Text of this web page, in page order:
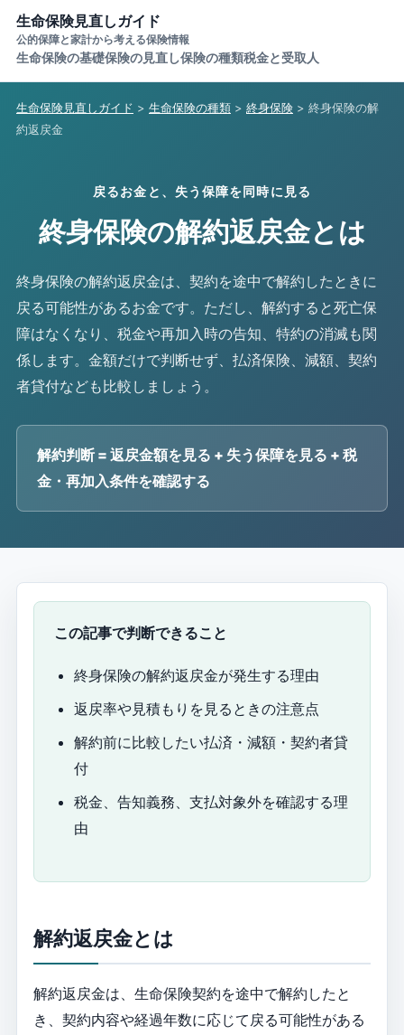
生命保険見直しガイド
公的保障と家計から考える保険情報
生命保険の基礎保険の見直し保険の種類税金と受取人
生命保険見直しガイド > 生命保険の種類 > 終身保険 > 終身保険の解
約返戻金
戻るお金と、失う保障を同時に見る
終身保険の解約返戻金とは
終身保険の解約返戻金は、契約を途中で解約したときに
戻る可能性があるお金です。ただし、解約すると死亡保
障はなくなり、税金や再加入時の告知、特約の消滅も関
係します。金額だけで判断せず、払済保険、減額、契約
者貸付なども比較しましょう。
解約判断 = 返戻金額を見る + 失う保障を見る + 税
金・再加入条件を確認する
この記事で判断できること
終身保険の解約返戻金が発生する理由
返戻率や見積もりを見るときの注意点
解約前に比較したい払済・減額・契約者貸
付
税金、告知義務、支払対象外を確認する理
由
解約返戻金とは
解約返戻金は、生命保険契約を途中で解約したと
き、契約内容や経過年数に応じて戻る可能性がある